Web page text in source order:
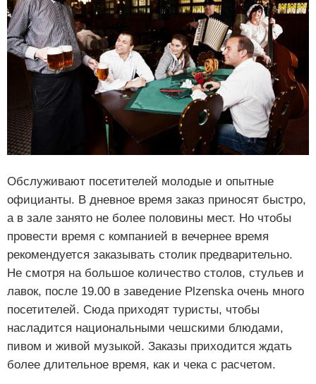
Обслуживают посетителей молодые и опытные
официанты. В дневное время заказ приносят быстро,
а в зале занято не более половины мест. Но чтобы
провести время с компанией в вечернее время
рекомендуется заказывать столик предварительно.
Не смотря на большое количество столов, стульев и
лавок, после 19.00 в заведение Plzenska очень много
посетителей. Сюда приходят туристы, чтобы
насладится национальными чешскими блюдами,
пивом и живой музыкой. Заказы приходится ждать
более длительное время, как и чека с расчетом.